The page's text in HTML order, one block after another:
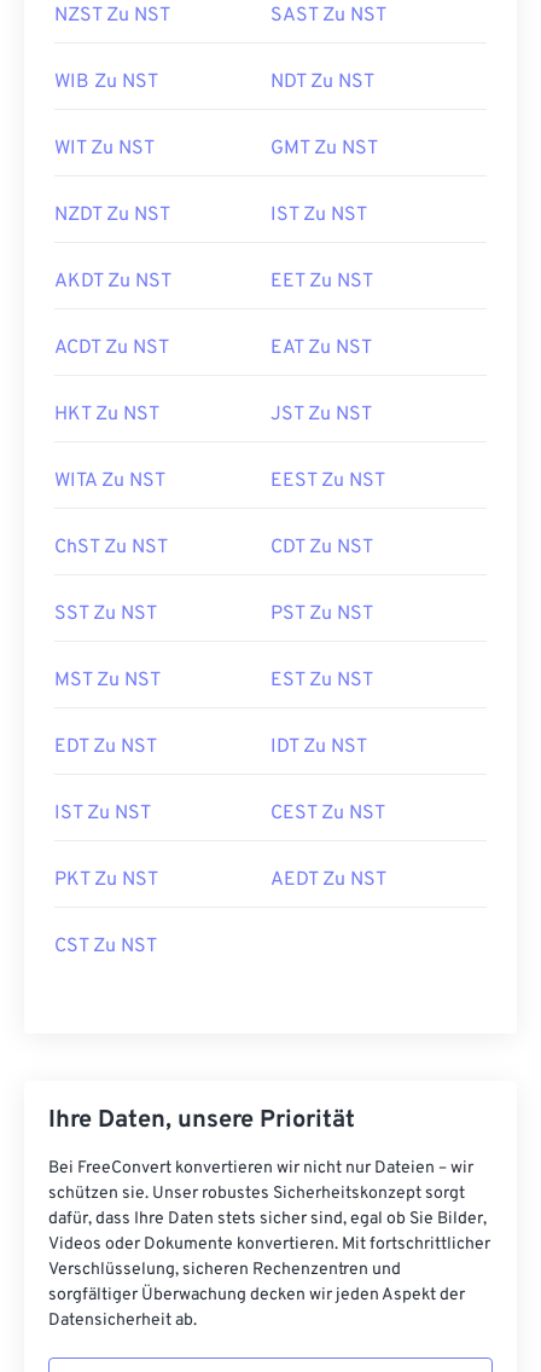
NZST Zu NST SAST Zu NST
WIB Zu NST NDT Zu NST
WIT Zu NST GMT Zu NST
NZDT Zu NST IST Zu NST
AKDT Zu NST EET Zu NST
ACDT Zu NST EAT Zu NST
HKT Zu NST JST Zu NST
WITA Zu NST EEST Zu NST
ChST Zu NST CDT Zu NST
SST Zu NST PST Zu NST
MST Zu NST EST Zu NST
EDT Zu NST IDT Zu NST
IST Zu NST CEST Zu NST
PKT Zu NST AEDT Zu NST
CST Zu NST
Ihre Daten, unsere Priorität
Bei FreeConvert konvertieren wir nicht nur Dateien – wir
schützen sie. Unser robustes Sicherheitskonzept sorgt
dafür, dass Ihre Daten stets sicher sind, egal ob Sie Bilder,
Videos oder Dokumente konvertieren. Mit fortschrittlicher
Verschlüsselung, sicheren Rechenzentren und
sorgfältiger Überwachung decken wir jeden Aspekt der
Datensicherheit ab.